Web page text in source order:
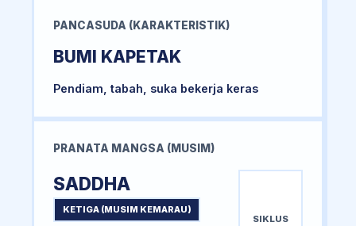
PANCASUDA (KARAKTERISTIK)
BUMI KAPETAK
Pendiam, tabah, suka bekerja keras
PRANATA MANGSA (MUSIM)
SADDHA
KETIGA (MUSIM KEMARAU)
SIKLUS